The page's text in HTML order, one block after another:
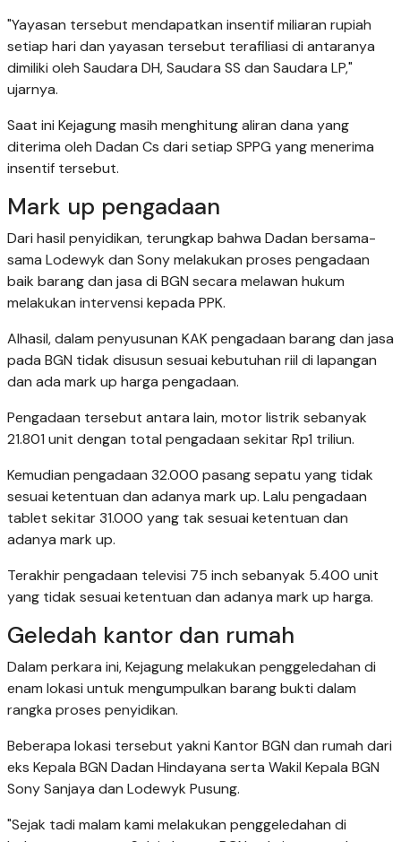
"Yayasan tersebut mendapatkan insentif miliaran rupiah
setiap hari dan yayasan tersebut terafiliasi di antaranya
dimiliki oleh Saudara DH, Saudara SS dan Saudara LP,"
ujarnya.
Saat ini Kejagung masih menghitung aliran dana yang
diterima oleh Dadan Cs dari setiap SPPG yang menerima
insentif tersebut.
Mark up pengadaan
Dari hasil penyidikan, terungkap bahwa Dadan bersama-
sama Lodewyk dan Sony melakukan proses pengadaan
baik barang dan jasa di BGN secara melawan hukum
melakukan intervensi kepada PPK.
Alhasil, dalam penyusunan KAK pengadaan barang dan jasa
pada BGN tidak disusun sesuai kebutuhan riil di lapangan
dan ada mark up harga pengadaan.
Pengadaan tersebut antara lain, motor listrik sebanyak
21.801 unit dengan total pengadaan sekitar Rp1 triliun.
Kemudian pengadaan 32.000 pasang sepatu yang tidak
sesuai ketentuan dan adanya mark up. Lalu pengadaan
tablet sekitar 31.000 yang tak sesuai ketentuan dan
adanya mark up.
Terakhir pengadaan televisi 75 inch sebanyak 5.400 unit
yang tidak sesuai ketentuan dan adanya mark up harga.
Geledah kantor dan rumah
Dalam perkara ini, Kejagung melakukan penggeledahan di
enam lokasi untuk mengumpulkan barang bukti dalam
rangka proses penyidikan.
Beberapa lokasi tersebut yakni Kantor BGN dan rumah dari
eks Kepala BGN Dadan Hindayana serta Wakil Kepala BGN
Sony Sanjaya dan Lodewyk Pusung.
"Sejak tadi malam kami melakukan penggeledahan di